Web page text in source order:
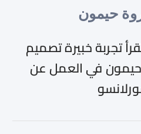
حيمون
تجربة خبيرة تصميم
حيمون في العمل عن